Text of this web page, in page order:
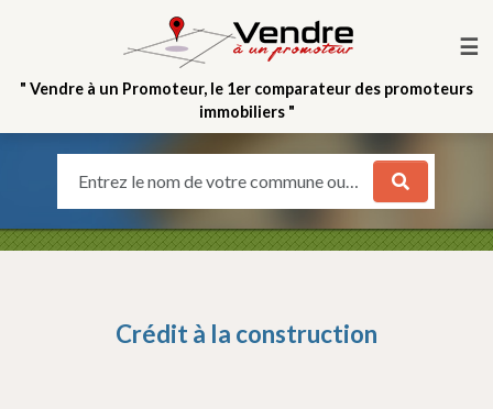
☰
" Vendre à un Promoteur, le 1er comparateur des promoteurs
immobiliers "
Entrez le nom de votre commune ou votre quartier
Crédit à la construction